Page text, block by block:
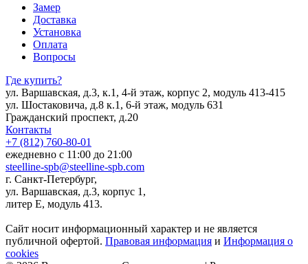
Замер
Доставка
Установка
Оплата
Вопросы
Где купить?
ул. Варшавская, д.3, к.1, 4-й этаж, корпус 2, модуль 413-415
ул. Шостаковича, д.8 к.1, 6-й этаж, модуль 631
Гражданский проспект, д.20
Контакты
+7 (812) 760-80-01
ежедневно с 11:00 до 21:00
steelline-spb@steelline-spb.com
г. Санкт-Петербург,
ул. Варшавская, д.3, корпус 1,
литер Е, модуль 413.
Сайт носит информационный характер и не является
публичной офертой. Правовая информация и Информация о
cookies